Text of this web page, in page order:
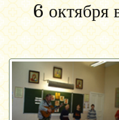
6 октября